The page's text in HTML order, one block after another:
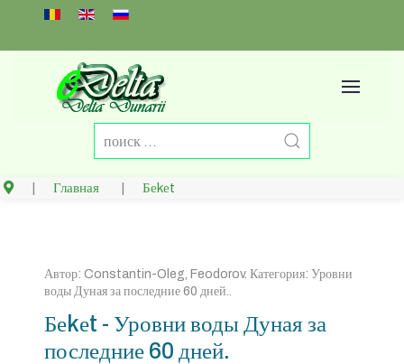
Select your language
Главная Беkеt
Автор: Constantin-Oleg, Feodorov. Категория: Уровни
воды Дуная за последние 60 дней..
Беkеt - Уровни воды Дуная за
последние 60 дней.